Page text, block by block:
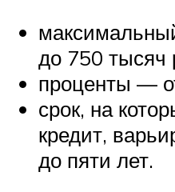
до 750 тысяч
проценты —
срок, на
кредит,
до пяти лет.